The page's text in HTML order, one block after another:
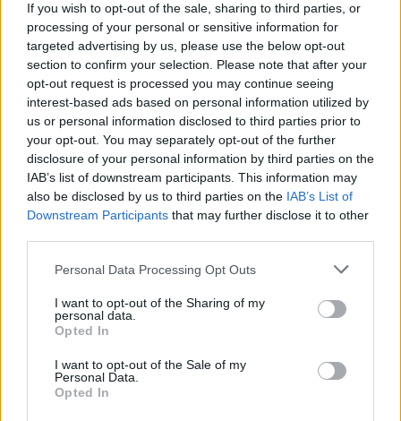
If you wish to opt-out of the sale, sharing to third parties, or
processing of your personal or sensitive information for
targeted advertising by us, please use the below opt-out
section to confirm your selection. Please note that after your
opt-out request is processed you may continue seeing
interest-based ads based on personal information utilized by
us or personal information disclosed to third parties prior to
your opt-out. You may separately opt-out of the further
disclosure of your personal information by third parties on the
IAB’s list of downstream participants. This information may
also be disclosed by us to third parties on the IAB’s List of
Downstream Participants that may further disclose it to other
Please note that this website/app uses one or more Google
not limited to your visit or usage behaviour. You may click to
grant or deny consent to Google and its third-party tags to
use your data for below specified purposes in below Google
consent section.
Personal Data Processing Opt Outs
I want to opt-out of the Sharing of my
personal data.
Opted In
I want to opt-out of the Sale of my
Personal Data.
Opted In
Perché l’Italia perde le sue giovani madri lavoratrici
Roberto Capelli · 8 Ago 2026
Guida al caldo per gravidanza e infanzia: prevenire
disidratazione e colpi di calore
Camilla Pellegrini · 5 Ago 2026